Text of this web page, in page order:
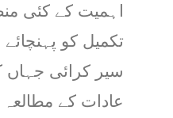
اہمیت کے کئی
تکمیل کو
سیر کرائی جہاں
عادات کے مطالعہ